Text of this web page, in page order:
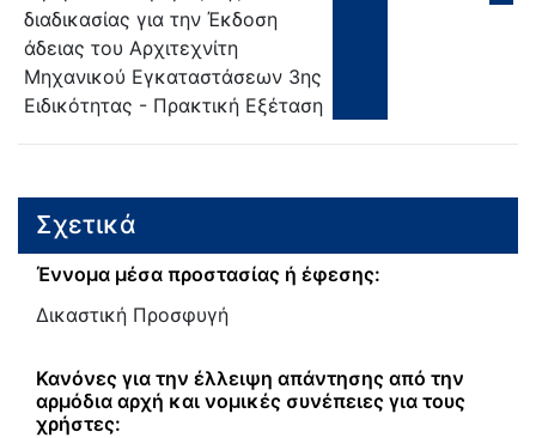
διαδικασίας για την Έκδοση
άδειας του Αρχιτεχνίτη
Μηχανικού Εγκαταστάσεων 3ης
Ειδικότητας - Πρακτική Εξέταση
Σχετικά
Έννομα μέσα προστασίας ή έφεσης:
Δικαστική Προσφυγή
Κανόνες για την έλλειψη απάντησης από την
αρμόδια αρχή και νομικές συνέπειες για τους
χρήστες: